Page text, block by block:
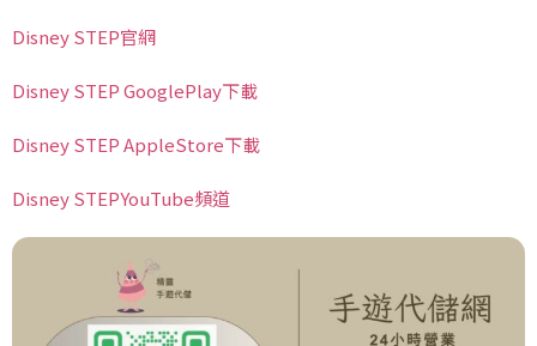
Disney STEP官網
Disney STEP GooglePlay下載
Disney STEP AppleStore下載
Disney STEPYouTube頻道